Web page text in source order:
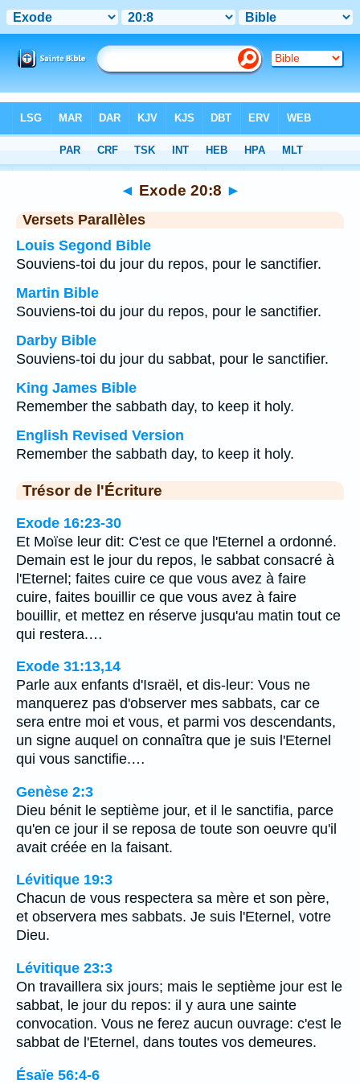
Chapitre 20> Verset 8
◄ Exode 20:8 ►
Versets Parallèles
Louis Segond Bible
Souviens-toi du jour du repos, pour le sanctifier.
Martin Bible
Souviens-toi du jour du repos, pour le sanctifier.
Darby Bible
Souviens-toi du jour du sabbat, pour le sanctifier.
King James Bible
Remember the sabbath day, to keep it holy.
English Revised Version
Remember the sabbath day, to keep it holy.
Trésor de l'Écriture
Exode 16:23-30
Et Moïse leur dit: C'est ce que l'Eternel a ordonné.
Demain est le jour du repos, le sabbat consacré à
l'Eternel; faites cuire ce que vous avez à faire
cuire, faites bouillir ce que vous avez à faire
bouillir, et mettez en réserve jusqu'au matin tout ce
qui restera.…
Exode 31:13,14
Parle aux enfants d'Israël, et dis-leur: Vous ne
manquerez pas d'observer mes sabbats, car ce
sera entre moi et vous, et parmi vos descendants,
un signe auquel on connaîtra que je suis l'Eternel
qui vous sanctifie.…
Genèse 2:3
Dieu bénit le septième jour, et il le sanctifia, parce
qu'en ce jour il se reposa de toute son oeuvre qu'il
avait créée en la faisant.
Lévitique 19:3
Chacun de vous respectera sa mère et son père,
et observera mes sabbats. Je suis l'Eternel, votre
Dieu.
Lévitique 23:3
On travaillera six jours; mais le septième jour est le
sabbat, le jour du repos: il y aura une sainte
convocation. Vous ne ferez aucun ouvrage: c'est le
sabbat de l'Eternel, dans toutes vos demeures.
Ésaïe 56:4-6